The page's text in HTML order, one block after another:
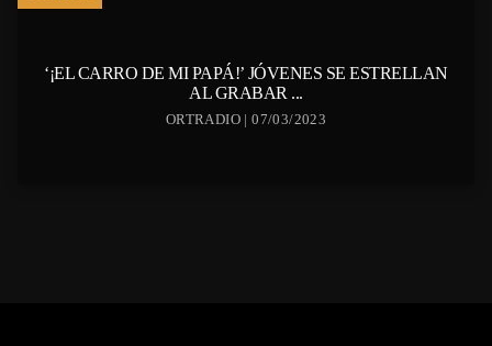
‘¡EL CARRO DE MI PAPÁ!’ JÓVENES SE ESTRELLAN
AL GRABAR ...
ORTRADIO | 07/03/2023